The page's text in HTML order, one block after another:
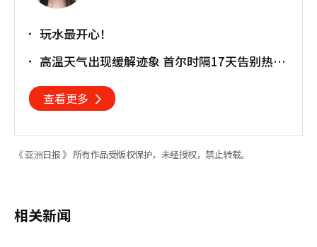
玩水最开心！
高温天气出现缓解迹象 首尔时隔17天告别热带
查看更多
《 亚洲日报 》 所有作品受版权保护，未经授权，禁止转载。
相关新闻